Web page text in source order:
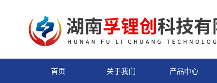
首页 关于我们 产品中心